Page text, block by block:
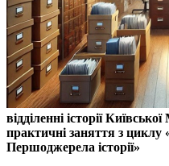
відділенні історії
практичні заняття з циклу
Першоджерела історії»